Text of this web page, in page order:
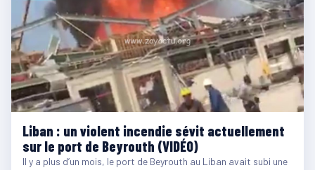
Liban : un violent incendie sévit actuellement
sur le port de Beyrouth (VIDÉO)
Il y a plus d’un mois, le port de Beyrouth au Liban avait subi une